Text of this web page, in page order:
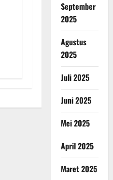
September
2025
Agustus
2025
Juli 2025
Juni 2025
Mei 2025
April 2025
Maret 2025